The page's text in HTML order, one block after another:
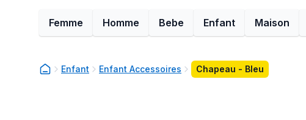
Femme Homme Bebe Enfant Maison
Enfant Enfant Accessoires Chapeau - Bleu